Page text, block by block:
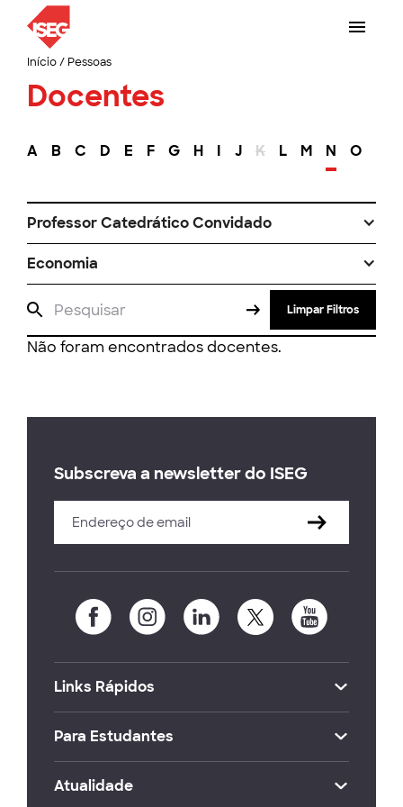
Início/ Pessoas
Docentes
A B C D E F G H I J K L M N O
Professor Catedrático Convidado
Economia
Limpar Filtros
Não foram encontrados docentes.
Subscreva a newsletter do ISEG
Links Rápidos
Para Estudantes
Atualidade